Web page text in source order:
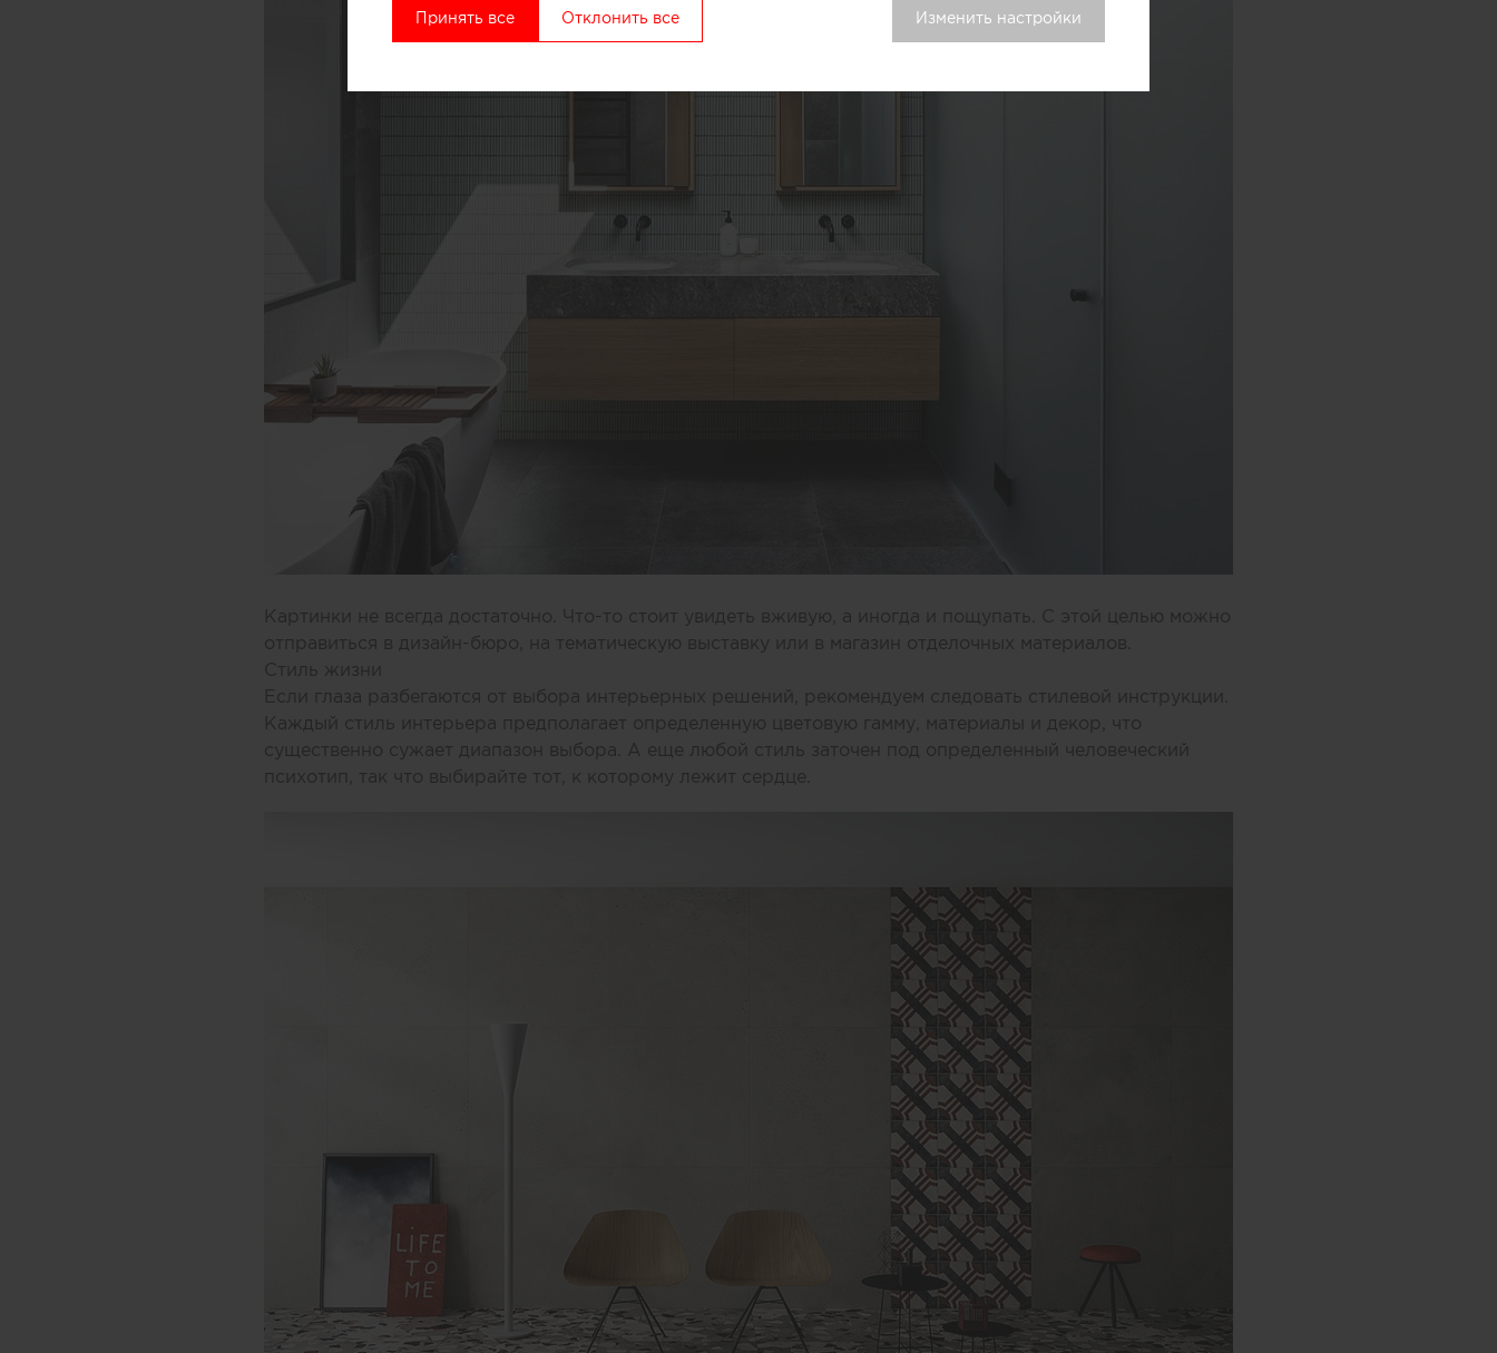
Картинки не всегда достаточно. Что-то стоит увидеть вживую, а иногда и пощупать. С этой целью можно
отправиться в дизайн-бюро, на тематическую выставку или в магазин отделочных материалов.
Стиль жизни
Если глаза разбегаются от выбора интерьерных решений, рекомендуем следовать стилевой инструкции.
Каждый стиль интерьера предполагает определенную цветовую гамму, материалы и декор, что
существенно сужает диапазон выбора. А еще любой стиль заточен под определенный человеческий
психотип, так что выбирайте тот, к которому лежит сердце.
Принять все Отклонить все Изменить настройки